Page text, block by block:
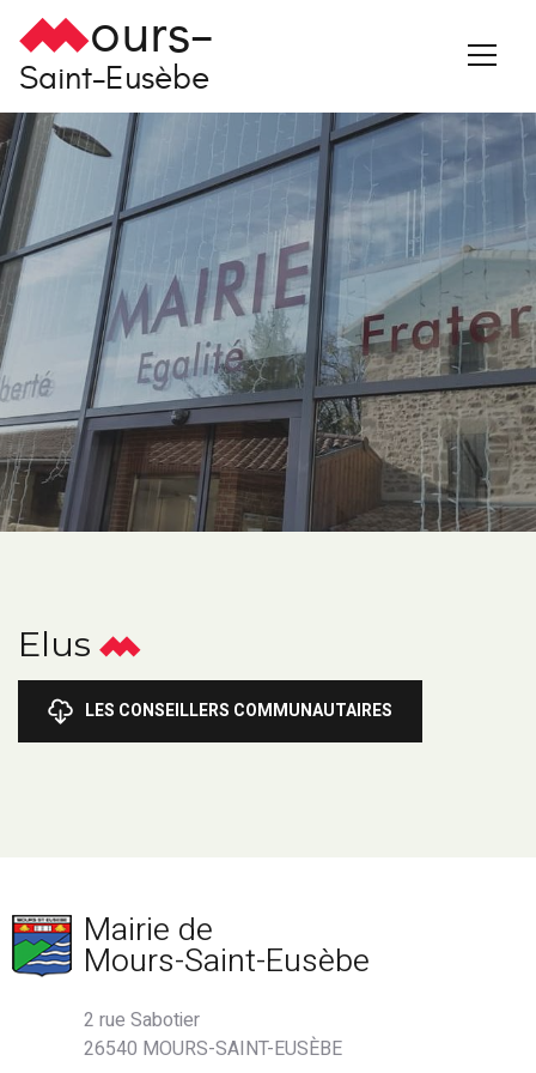
ours-
Saint-Eusèbe
Elus
LES CONSEILLERS COMMUNAUTAIRES
Mairie de
Mours-Saint-Eusèbe
2 rue Sabotier
26540 MOURS-SAINT-EUSÈBE